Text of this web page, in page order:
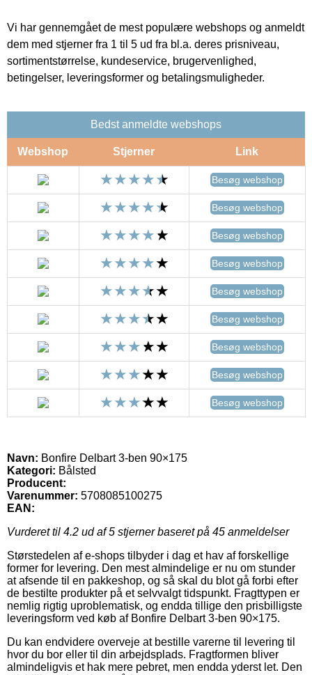
Vi har gennemgået de mest populære webshops og anmeldt
dem med stjerner fra 1 til 5 ud fra bl.a. deres prisniveau,
sortimentstørrelse, kundeservice, brugervenlighed,
betingelser, leveringsformer og betalingsmuligheder.
Bedst anmeldte webshops
Webshop Stjerner Link
Besøg webshop
Besøg webshop
Besøg webshop
Besøg webshop
Besøg webshop
Besøg webshop
Besøg webshop
Besøg webshop
Besøg webshop
Navn: Bonfire Delbart 3-ben 90×175
Kategori: Bålsted
Producent:
Varenummer: 5708085100275
EAN:
Vurderet til 4.2 ud af 5 stjerner baseret på 45 anmeldelser
Størstedelen af e-shops tilbyder i dag et hav af forskellige
former for levering. Den mest almindelige er nu om stunder
at afsende til en pakkeshop, og så skal du blot gå forbi efter
de bestilte produkter på et selvvalgt tidspunkt. Fragttypen er
nemlig rigtig uproblematisk, og endda tillige den prisbilligste
leveringsform ved køb af Bonfire Delbart 3-ben 90×175.
Du kan endvidere overveje at bestille varerne til levering til
hvor du bor eller til din arbejdsplads. Fragtformen bliver
almindeligvis et hak mere pebret, men endda yderst let. Den